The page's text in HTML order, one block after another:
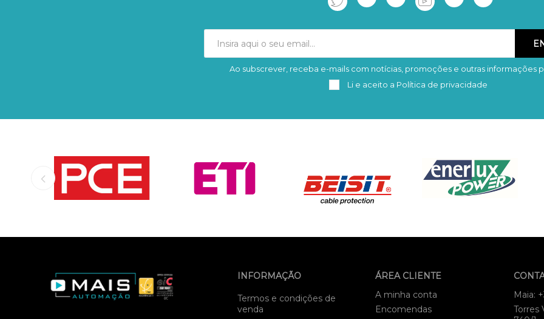
Subscrever Remover
Ao subscrever, receba e-mails com notícias, promoções e outras informações
Li e aceito a Política de privacidade
INFORMAÇÃO
Termos e condições de
venda
ÁREA CLIENTE
A minha conta
Encomendas
Maia:
Torres